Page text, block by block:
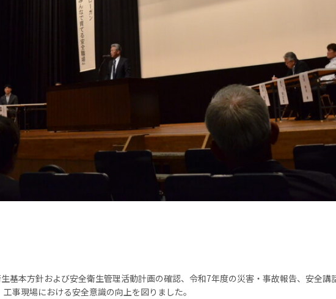
基本方針および安全衛生管理活動計画の確認、令和7年度の災害・事故報告、安全講
事現場における安全意識の向上を図りました。